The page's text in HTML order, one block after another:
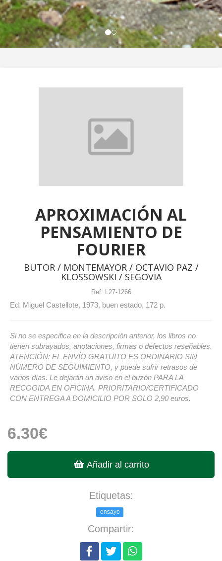
APROXIMACIÓN AL
PENSAMIENTO DE
FOURIER
BUTOR / MONTEMAYOR / OCTAVIO PAZ /
KLOSSOWSKI / SEGOVIA
Ref: L27-1266
Ed. Miguel Castellote, 1973, buen estado, 172 p.
Si no se especifica en la descripción anterior, los libros no
tienen subrayados, anotaciones, firmas o defectos reseñables.
ATENCIÓN: EL ENVÍO GRATUITO ES ORDINARIO SIN
NÚMERO DE SEGUIMIENTO, y puede sufrir retrasos de
varios días. Le dejarán un aviso en el buzón PARA LA
RECOGIDA EN OFICINA. PRIORITARIO/CERTIFICADO
CON ENTREGA A DOMICILIO POR SOLO 2,90 euros.
6.30€
Añadir al carrito
Etiquetas:
ensayo
Compartir: